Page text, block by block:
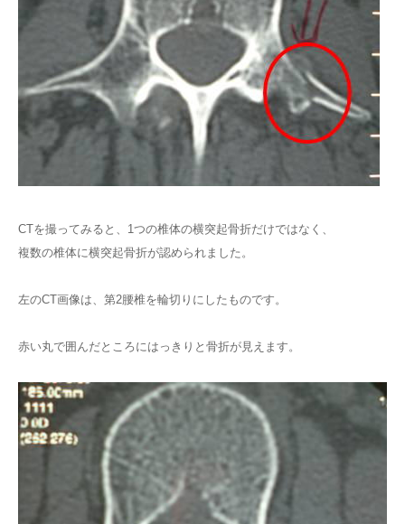
CTを撮ってみると、1つの椎体の横突起骨折だけではなく、
複数の椎体に横突起骨折が認められました。
左のCT画像は、第2腰椎を輪切りにしたものです。
赤い丸で囲んだところにはっきりと骨折が見えます。